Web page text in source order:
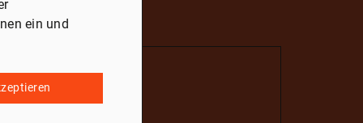
ein und